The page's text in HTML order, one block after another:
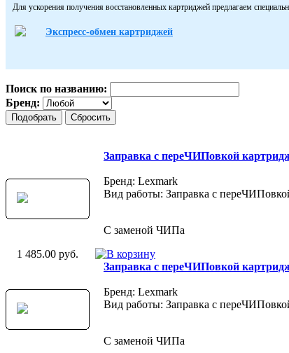
Для ускорения получения восстановленных картриджей предлагаем
Экспресс-обмен картриджей
Поиск по названию:
Бренд:
Заправка с переЧИПовкой
Бренд: Lexmark
Вид работы: Заправка с
С заменой ЧИПа
1 485.00 руб.
Заправка с переЧИПовкой
Бренд: Lexmark
Вид работы: Заправка с
С заменой ЧИПа